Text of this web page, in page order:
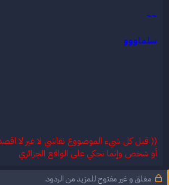
~~
سلماووو
(( قبل كل شيء الموضووع نقاشي لا غير لا
أو شخص وإنما نحكي على الواقع الجزائري
مغلق و غير مفتوح للمزيد من الردود.